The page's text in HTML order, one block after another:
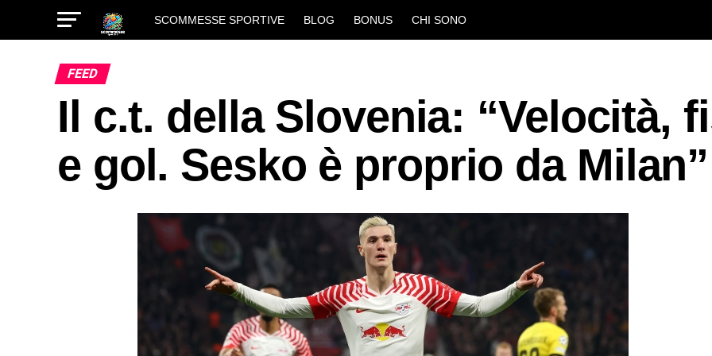
SCOMMESSE SPORTIVE BLOG BONUS CHI SONO
FEED
Il c.t. della Slovenia: “Velocità,
e gol. Sesko è proprio da Milan”